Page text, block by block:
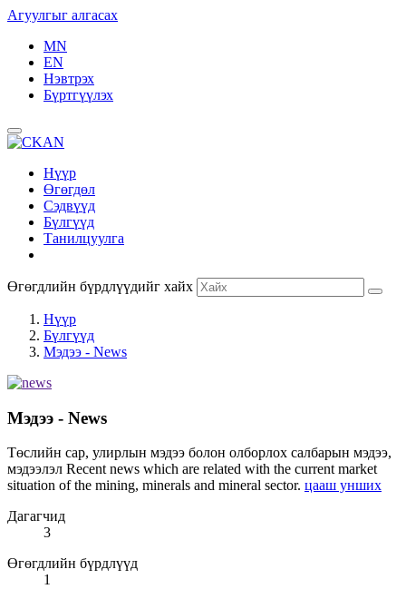
Агуулгыг алгасах
MN
EN
Нэвтрэх
Бүртгүүлэх
Нүүр
Өгөгдөл
Сэдвүүд
Бүлгүүд
Танилцуулга
Өгөгдлийн бүрдлүүдийг хайх
Нүүр
Бүлгүүд
Мэдээ - News
Мэдээ - News
Төслийн сар, улирлын мэдээ болон олборлох салбарын мэдээ,
мэдээлэл Recent news which are related with the current market
situation of the mining, minerals and mineral sector. цааш унших
Дагагчид
3
Өгөгдлийн бүрдлүүд
1